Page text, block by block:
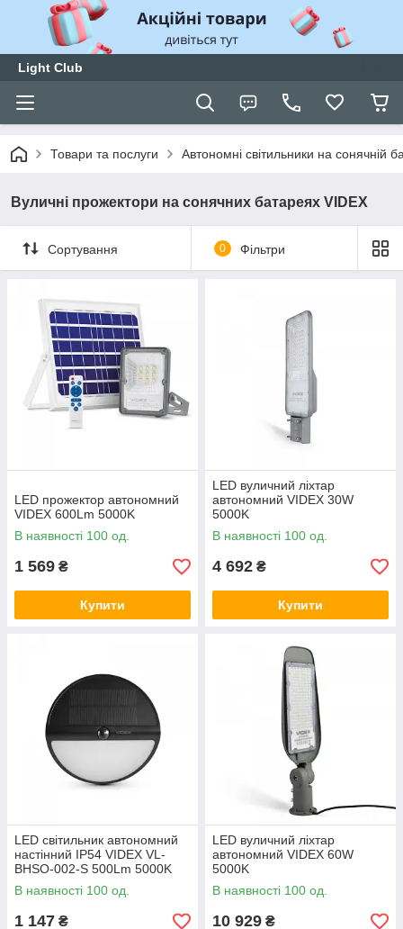
Light Club
Товари та послуги Автономні світильники на сонячній
Вуличні прожектори на сонячних батареях VIDEX
Сортування 0 Фільтри
LED прожектор автономний
VIDEX 600Lm 5000K
В наявності 100 од.
1 569 ₴
Купити
LED вуличний ліхтар
автономний VIDEX 30W
5000K
В наявності 100 од.
4 692 ₴
Купити
LED світильник автономний
настінний IP54 VIDEX VL-
BHSO-002-S 500Lm 5000K
В наявності 100 од.
1 147 ₴
LED вуличний ліхтар
автономний VIDEX 60W
5000K
В наявності 100 од.
10 929 ₴